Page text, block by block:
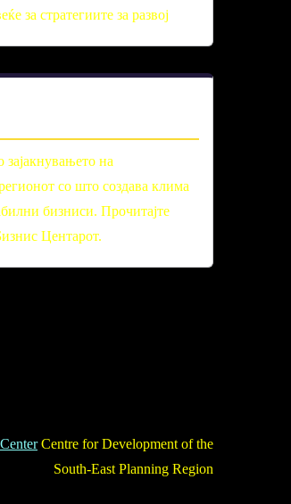
за стратегиите за развој
на
со што создава клима
бизниси. Прочитајте
Центарот.
Centre for Development of the
South-East Planning Region